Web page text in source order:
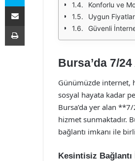
Konforlu ve
Uygun
Güvenli
Bursa’da 7/
Günümüzde internet,
sosyal hayata kadar
Bursa’da yer alan
hizmet sunmaktadır.
bağlantı imkanı ile
Kesintisiz Bağlantı
E-Posta ile paylaş